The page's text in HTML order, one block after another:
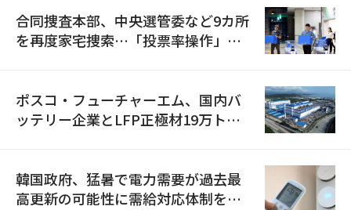
合同捜査本部、中央選管委など9カ所
を再度家宅捜索…「投票率操作」の
ポスコ・フューチャーエム、国内バ
ッテリー企業とLFP正極材19万トン
韓国政府、猛暑で電力需要が過去最
高更新の可能性に需給対応体制を点